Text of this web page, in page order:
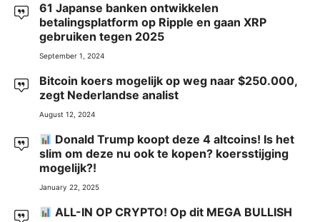
61 Japanse banken ontwikkelen
betalingsplatform op Ripple en gaan XRP
gebruiken tegen 2025
September 1, 2024
Bitcoin koers mogelijk op weg naar $250.000,
zegt Nederlandse analist
August 12, 2024
Donald Trump koopt deze 4 altcoins! Is het
slim om deze nu ook te kopen? koersstijging
mogelijk?!
January 22, 2025
ALL-IN OP CRYPTO! Op dit MEGA BULLISH